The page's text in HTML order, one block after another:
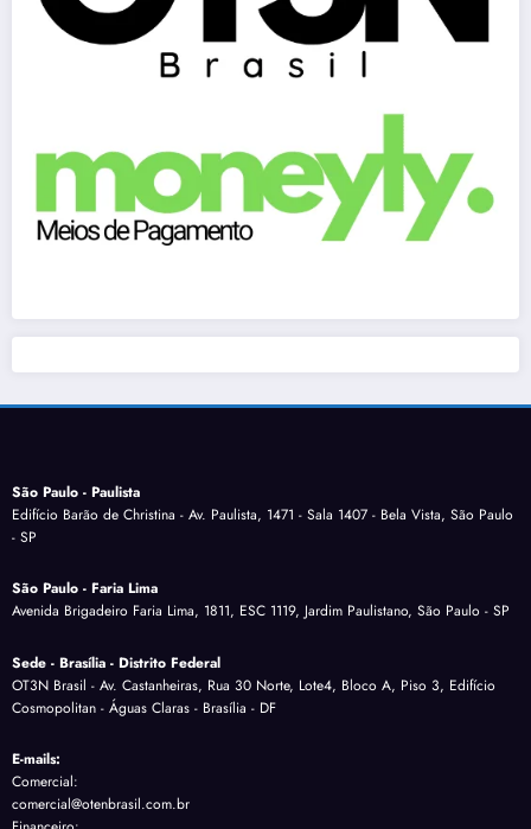
São Paulo - Paulista
Edifício Barão de Christina - Av. Paulista, 1471 - Sala 1407 - Bela Vista, São Paulo
- SP
São Paulo - Faria Lima
Avenida Brigadeiro Faria Lima, 1811, ESC 1119, Jardim Paulistano, São Paulo - SP
Sede - Brasília - Distrito Federal
OT3N Brasil - Av. Castanheiras, Rua 30 Norte, Lote4, Bloco A, Piso 3, Edifício
Cosmopolitan - Águas Claras - Brasília - DF
E-mails:
Comercial:
comercial@otenbrasil.com.br